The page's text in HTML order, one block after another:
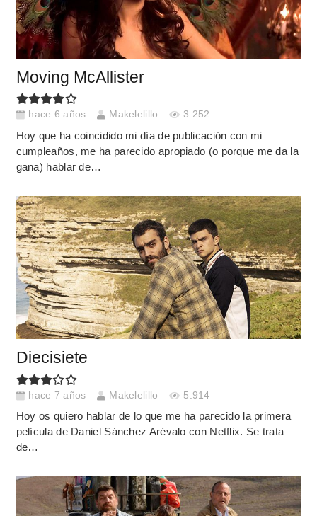
Moving McAllister
hace 6 años Makelelillo 3.252
Hoy que ha coincidido mi día de publicación con mi
cumpleaños, me ha parecido apropiado (o porque me da la
gana) hablar de…
Diecisiete
hace 7 años Makelelillo 5.914
Hoy os quiero hablar de lo que me ha parecido la primera
película de Daniel Sánchez Arévalo con Netflix. Se trata
de…